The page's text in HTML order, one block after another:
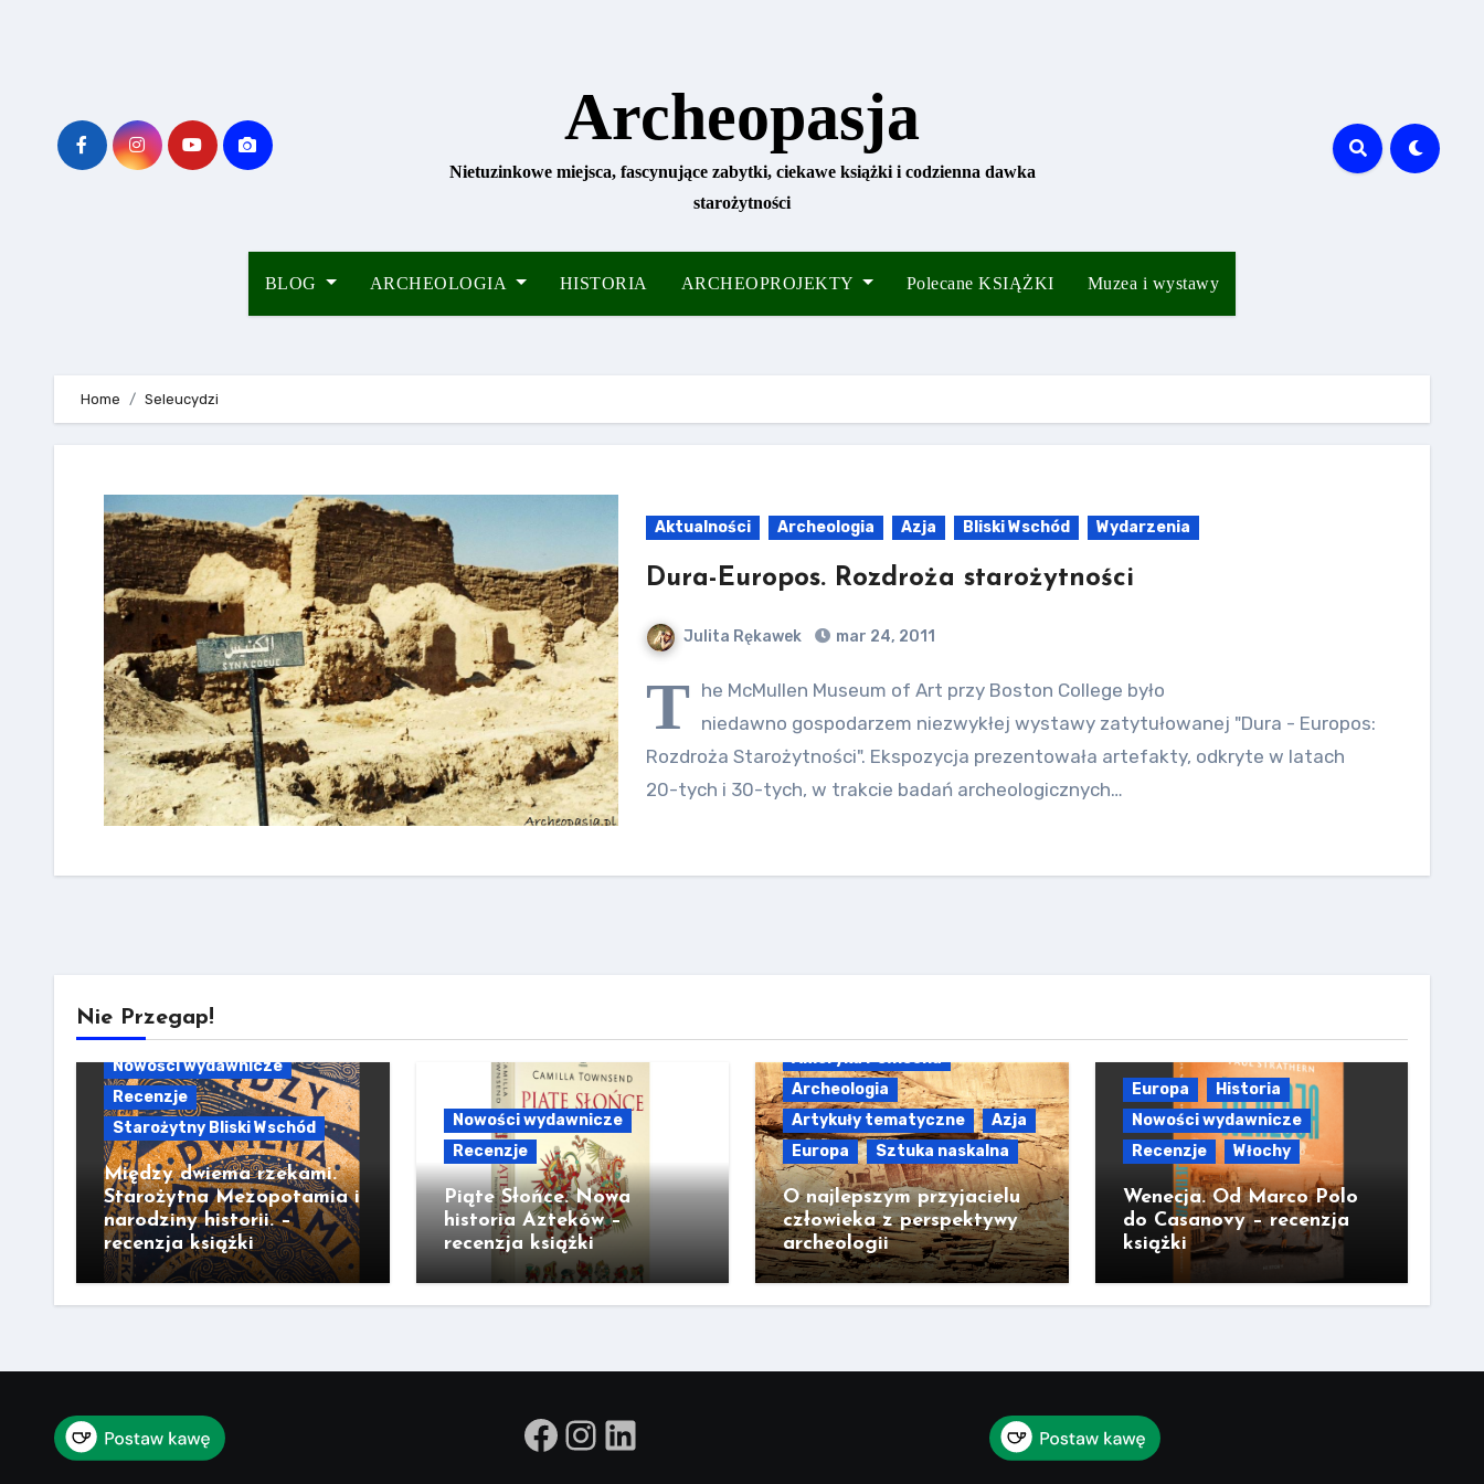
Archeopasja
Nietuzinkowe miejsca, fascynujące zabytki, ciekawe książki i codzienna dawka
starożytności
BLOG ARCHEOLOGIA HISTORIA ARCHEOPROJEKTY Polecane KSIĄŻKI Muzea i wystawy
Home Seleucydzi
Aktualności Archeologia Azja Bliski Wschód Wydarzenia
Dura-Europos. Rozdroża starożytności
Julita Rękawek mar 24, 2011
T he McMullen Museum of Art przy Boston College było
niedawno gospodarzem niezwykłej wystawy zatytułowanej "Dura - Europos:
Rozdroża Starożytności". Ekspozycja prezentowała artefakty, odkryte w latach
20-tych i 30-tych, w trakcie badań archeologicznych…
Nie Przegap!
Nowości wydawnicze
Recenzje
Starożytny Bliski Wschód
Między dwiema rzekami.
Starożytna Mezopotamia i
narodziny historii. –
recenzja książki
Nowości wydawnicze
Recenzje
Piąte Słońce. Nowa
historia Azteków –
recenzja książki
Ameryka Północna
Archeologia
Artykuły tematyczne
Azja
Europa
Sztuka naskalna
O najlepszym przyjacielu
człowieka z perspektywy
archeologii
Europa
Historia
Nowości wydawnicze
Recenzje
Włochy
Wenecja. Od Marco Polo
do Casanovy – recenzja
książki
Facebook
Instagram
LinkedIn